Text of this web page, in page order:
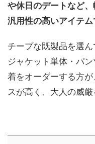
や休日のデートなど
汎用性の高いアイテム
チープな既製品を選ん
ジャケット単体・パ
着をオーダーする方
スが高く、大人の威厳